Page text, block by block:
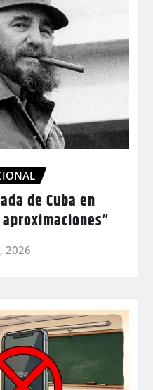
de Cuba en
2026